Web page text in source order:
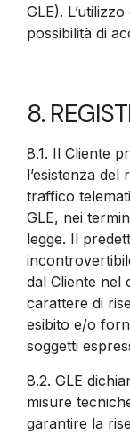
GLE).
possibilità di
8.
8.1. Il Cliente
l’esistenza del
traffico
GLE, nei
legge. Il
dal Cliente nel
carattere di
esibito e/o
soggetti
8.2. GLE
misure
garantire la